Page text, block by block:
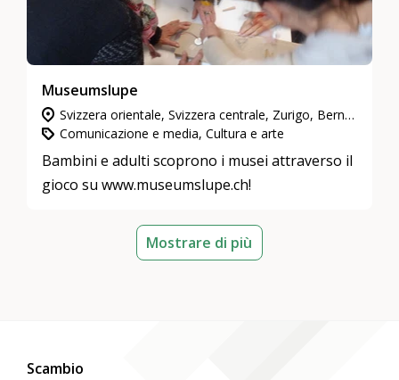
Museumslupe
Svizzera orientale, Svizzera centrale, Zurigo, Berna & Soletta, Grigioni, Neuchâtel & Giura, Svizzera nord-occidentale
Comunicazione e media, Cultura e arte
Bambini e adulti scoprono i musei attraverso il
gioco su www.museumslupe.ch!
Mostrare di più
Scambio